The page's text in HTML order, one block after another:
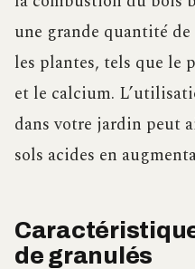
une grande quantité
les plantes, tels que le
et le calcium.
dans votre jardin peut
sols acides en
de granulés